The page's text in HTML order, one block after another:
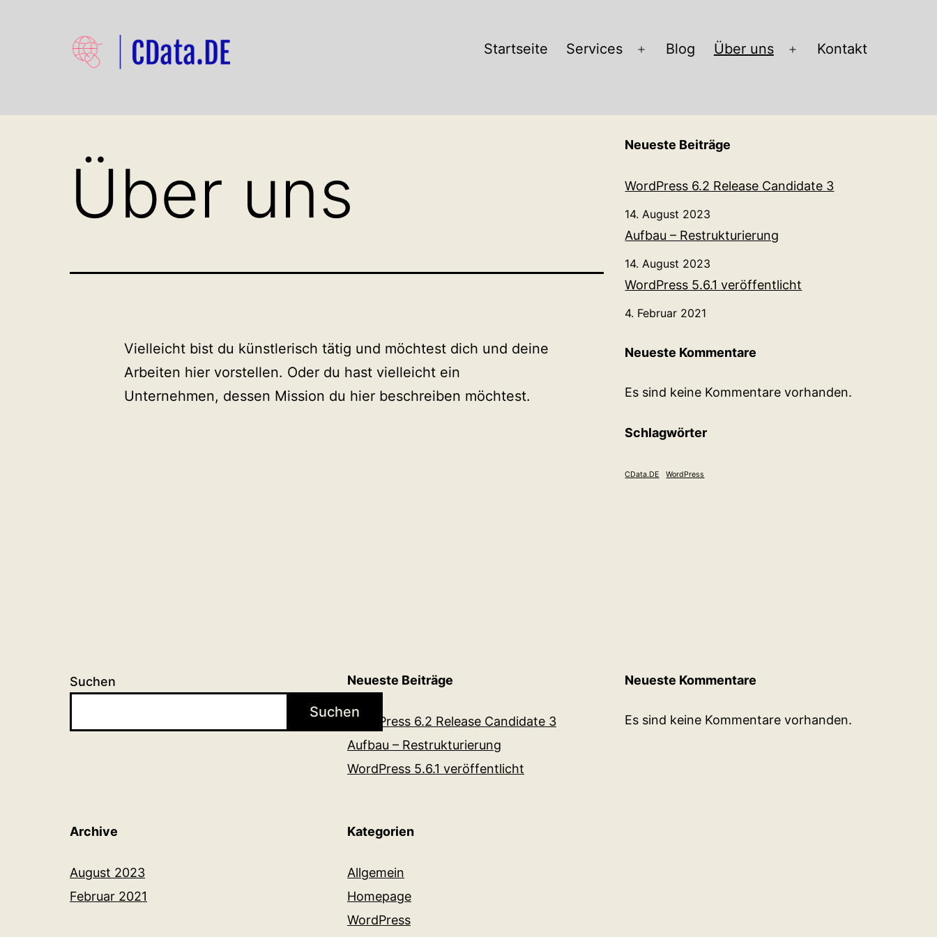
Startseite Services
Menü
Blog Über uns
Menü
Kontakt
Über uns
Vielleicht bist du künstlerisch tätig und möchtest dich und deine
Arbeiten hier vorstellen. Oder du hast vielleicht ein
Unternehmen, dessen Mission du hier beschreiben möchtest.
Neueste Beiträge
WordPress 6.2 Release Candidate 3
14. August 2023
Aufbau – Restrukturierung
14. August 2023
WordPress 5.6.1 veröffentlicht
4. Februar 2021
Neueste Kommentare
Es sind keine Kommentare vorhanden.
Schlagwörter
CData.DE WordPress
Suchen
Suchen
Neueste Beiträge
WordPress 6.2 Release Candidate 3
Aufbau – Restrukturierung
WordPress 5.6.1 veröffentlicht
Neueste Kommentare
Es sind keine Kommentare vorhanden.
Archive
August 2023
Februar 2021
Kategorien
Allgemein
Homepage
WordPress